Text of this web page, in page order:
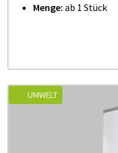
Menge: ab 1 Stück
UMWELT